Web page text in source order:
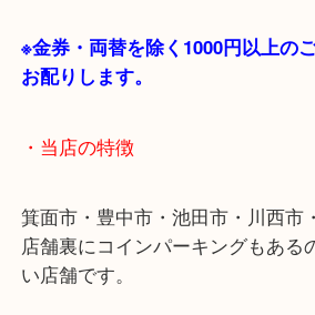
・お車の方
い。
※金券・両替を除く1000円以上